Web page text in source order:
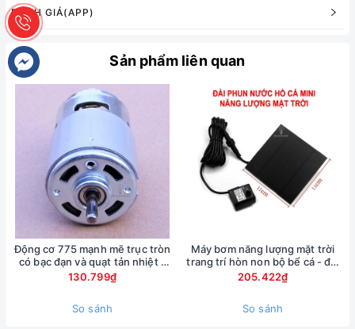
ĐÁNH GIÁ(APP)
Sản phẩm liên quan
Động cơ 775 mạnh mẽ trục tròn
có bạc đạn và quạt tản nhiệt -
điện áp DC 12-30V
130.799₫
So sánh
Máy bơm năng lượng mặt trời
trang trí hòn non bộ bể cá - đài
phun nước mini
205.422₫
So sánh